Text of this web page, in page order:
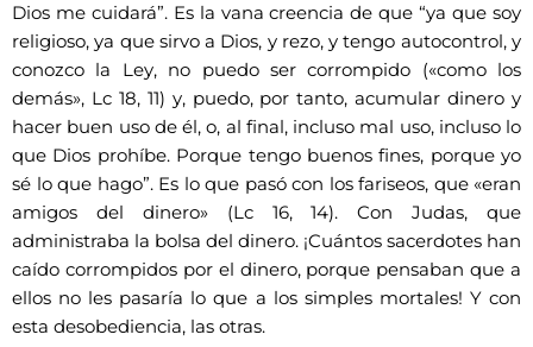
Dios me cuidará”. Es la vana creencia de que “ya que soy
religioso, ya que sirvo a Dios, y rezo, y tengo autocontrol, y
conozco la Ley, no puedo ser corrompido («como los
demás», Lc 18, 11) y, puedo, por tanto, acumular dinero y
hacer buen uso de él, o, al final, incluso mal uso, incluso lo
que Dios prohíbe. Porque tengo buenos fines, porque yo
sé lo que hago”. Es lo que pasó con los fariseos, que «eran
amigos del dinero» (Lc 16, 14). Con Judas, que
administraba la bolsa del dinero. ¡Cuántos sacerdotes han
caído corrompidos por el dinero, porque pensaban que a
ellos no les pasaría lo que a los simples mortales! Y con
esta desobediencia, las otras.